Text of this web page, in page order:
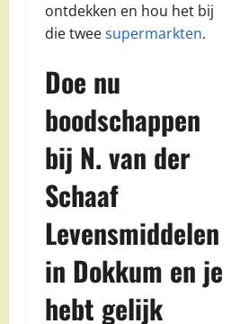
ontdekken en hou het bij
die tweesupermarkten.
Doe nu
boodschappen
bij N. van der
Schaaf
Levensmiddelen
in Dokkum en je
hebt gelijk